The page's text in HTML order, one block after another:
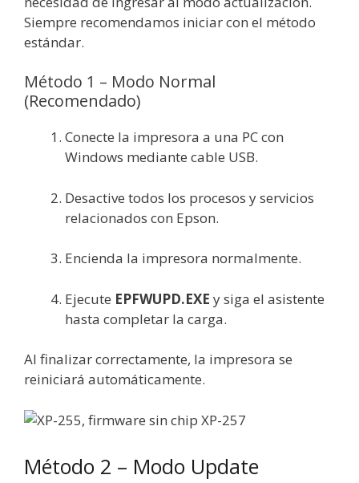
Siempre recomendamos iniciar con el método
estándar.
Método 1 – Modo Normal
(Recomendado)
Conecte la impresora a una PC con
Windows mediante cable USB.
Desactive todos los procesos y servicios
relacionados con Epson.
Encienda la impresora normalmente.
Ejecute EPFWUPD.EXE y siga el asistente
hasta completar la carga.
Al finalizar correctamente, la impresora se
reiniciará automáticamente.
Método 2 – Modo Update